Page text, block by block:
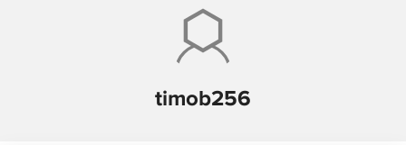
timob256